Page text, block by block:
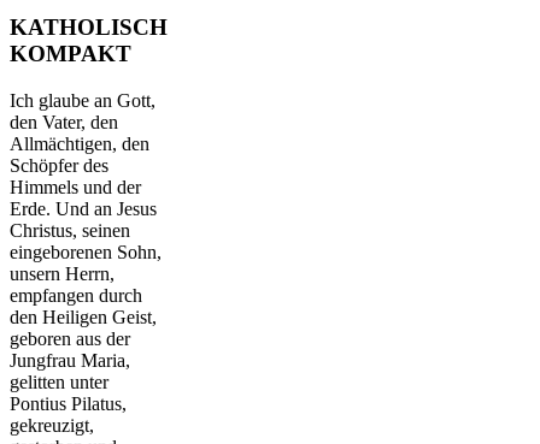
KATHOLISCH
KOMPAKT
Ich glaube an Gott,
den Vater, den
Allmächtigen, den
Schöpfer des
Himmels und der
Erde. Und an Jesus
Christus, seinen
eingeborenen Sohn,
unsern Herrn,
empfangen durch
den Heiligen Geist,
geboren aus der
Jungfrau Maria,
gelitten unter
Pontius Pilatus,
gekreuzigt,